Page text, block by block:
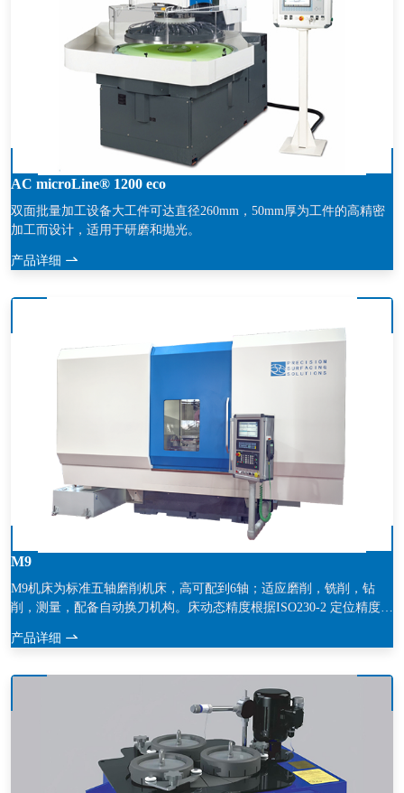
AC microLine® 1200 eco
双面批量加工设备大工件可达直径260mm，50mm厚为工件的高精密
加工而设计，适用于研磨和抛光。
产品详细
M9
M9机床为标准五轴磨削机床，高可配到6轴；适应磨削，铣削，钻
削，测量，配备自动换刀机构。床动态精度根据ISO230-2 定位精度≤
产品详细